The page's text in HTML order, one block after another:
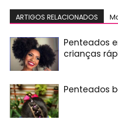
ARTIGOS RELACIONADOS
Penteados
crianças
Penteados